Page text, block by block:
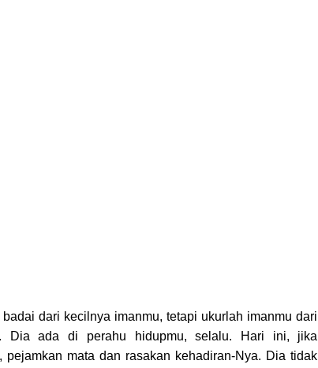
dari kecilnya imanmu, tetapi ukurlah imanmu dari
Dia ada di perahu hidupmu, selalu. Hari ini, jika
pejamkan mata dan rasakan kehadiran-Nya. Dia tidak